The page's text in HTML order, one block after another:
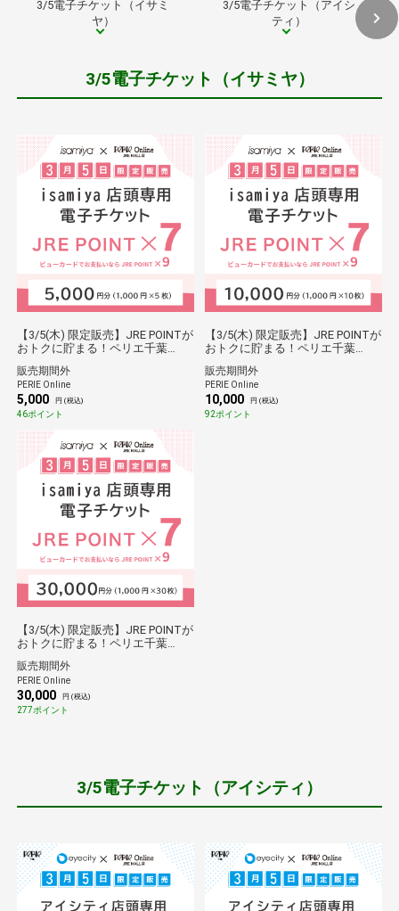
3/5電子チケット（イサミ
ヤ）
3/5電子チケット（アイシ
ティ）
3/5電子チケット（イサミヤ）
【3/5(木) 限定販売】JRE POINTが
おトクに貯まる！ペリエ千葉
ト(5,000円)
販売期間外
PERIE Online
5,000 円 (税込)
46ポイント
【3/5(木) 限定販売】JRE POINTが
おトクに貯まる！ペリエ千葉
ト(10,000円)
販売期間外
PERIE Online
10,000 円 (税込)
92ポイント
【3/5(木) 限定販売】JRE POINTが
おトクに貯まる！ペリエ千葉
ト(30,000円)
販売期間外
PERIE Online
30,000 円 (税込)
277ポイント
3/5電子チケット（アイシティ）